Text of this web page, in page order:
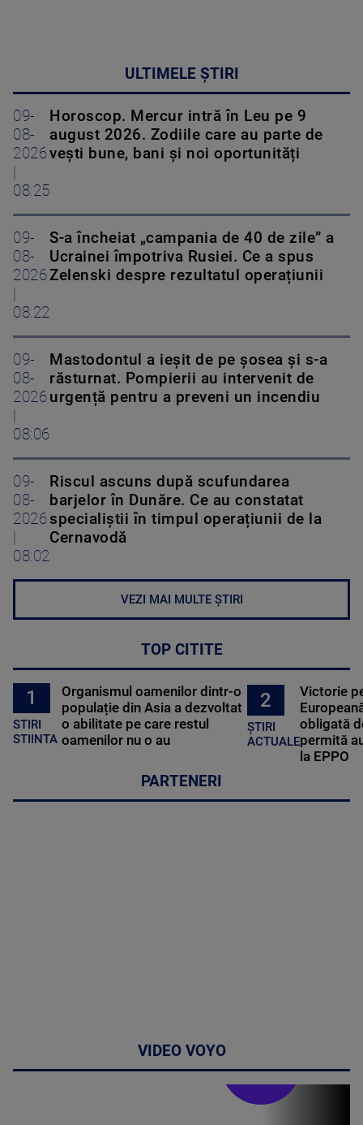
ULTIMELE ȘTIRI
09-
08-
2026
|
08:25
Horoscop. Mercur intră în Leu pe 9
august 2026. Zodiile care au parte de
vești bune, bani și noi oportunități
09-
08-
2026
|
08:22
S-a încheiat „campania de 40 de zile” a
Ucrainei împotriva Rusiei. Ce a spus
Zelenski despre rezultatul operațiunii
09-
08-
2026
|
08:06
Mastodontul a ieșit de pe șosea și s-a
răsturnat. Pompierii au intervenit de
urgență pentru a preveni un incendiu
09-
08-
2026
|
08:02
Riscul ascuns după scufundarea
barjelor în Dunăre. Ce au constatat
specialiștii în timpul operațiunii de la
Cernavodă
VEZI MAI MULTE ȘTIRI
TOP CITITE
1
STIRI
STIINTA
Organismul oamenilor dintr-o
populație din Asia a dezvoltat
o abilitate pe care restul
oamenilor nu o au
2
ȘTIRI
ACTUALE
Victorie
obligată
permită
la EPPO
PARTENERI
VIDEO VOYO